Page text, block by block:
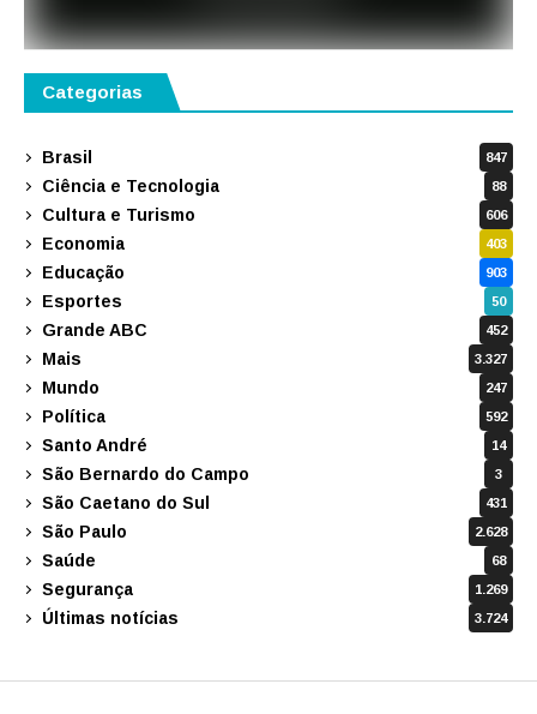
Categorias
Brasil 847
Ciência e Tecnologia 88
Cultura e Turismo 606
Economia 403
Educação 903
Esportes 50
Grande ABC 452
Mais 3.327
Mundo 247
Política 592
Santo André 14
São Bernardo do Campo 3
São Caetano do Sul 431
São Paulo 2.628
Saúde 68
Segurança 1.269
Últimas notícias 3.724